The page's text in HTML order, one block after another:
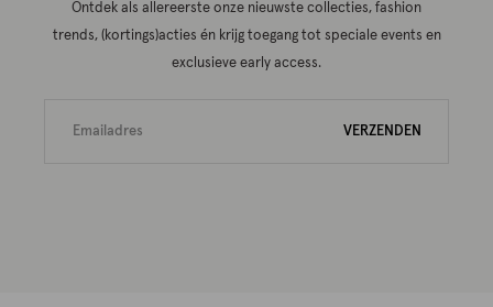
Ontdek als allereerste onze nieuwste collecties, fashion
trends, (kortings)acties én krijg toegang tot speciale events en
exclusieve early access.
VERZENDEN